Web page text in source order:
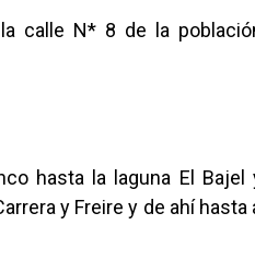
calle N* 8 de la
hasta la laguna El Bajel
y Freire y de ahí hasta